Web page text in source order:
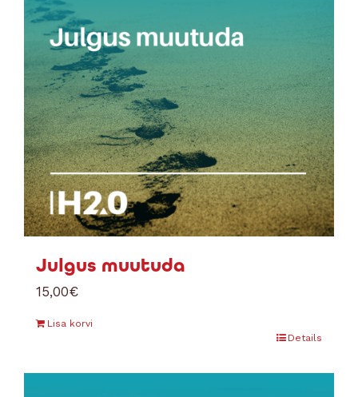
Julgus muutuda
15,00€
Lisa korvi
Details